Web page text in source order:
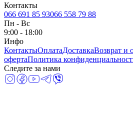
Контакты
066 691 85 93066 558 79 88
Пн - Вс
9:00 - 18:00
Инфо
КонтактыОплатаДоставкаВозврат и
офертаПолитика
Следите за нами